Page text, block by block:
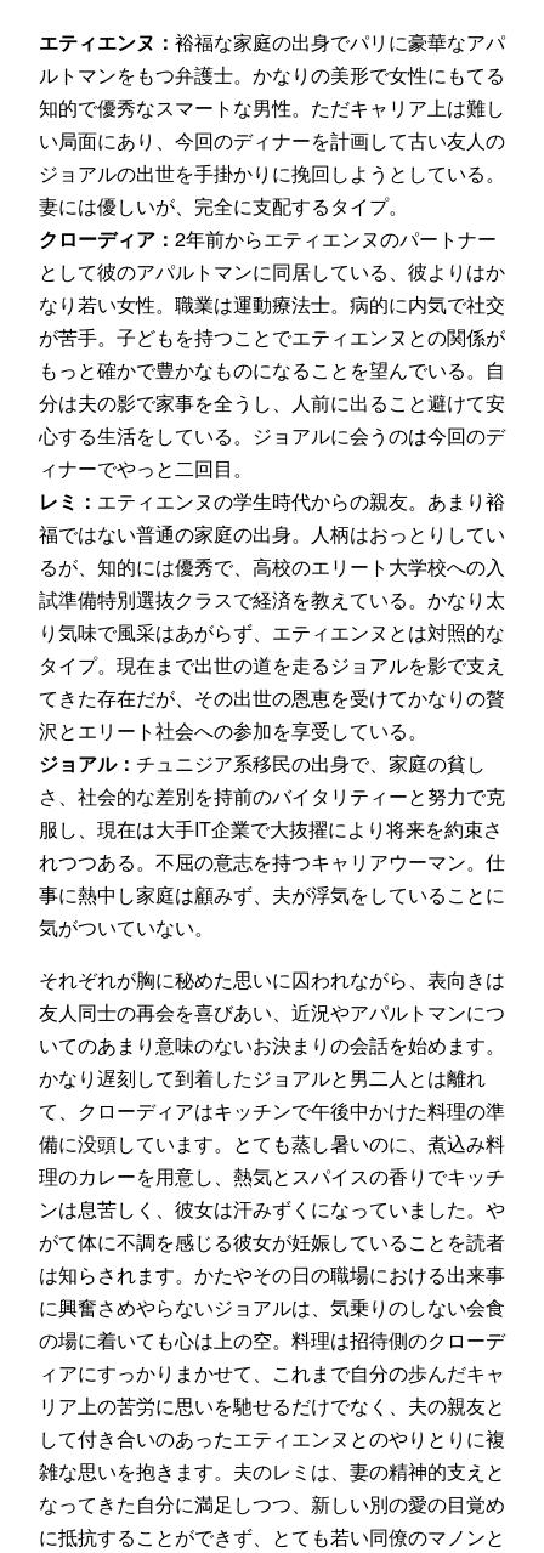
エティエンヌ： 裕福な家庭の出身でパリに豪華なアパ
ルトマンをもつ弁護士。かなりの美形で女性にもてる
知的で優秀なスマートな男性。ただキャリア上は難し
い局面にあり、今回のディナーを計画して古い友人の
ジョアルの出世を手掛かりに挽回しようとしている。
妻には優しいが、完全に支配するタイプ。
クローディア： 2年前からエティエンヌのパートナー
として彼のアパルトマンに同居している、彼よりはか
なり若い女性。職業は運動療法士。病的に内気で社交
が苦手。子どもを持つことでエティエンヌとの関係が
もっと確かで豊かなものになることを望んでいる。自
分は夫の影で家事を全うし、人前に出ること避けて安
心する生活をしている。ジョアルに会うのは今回のデ
ィナーでやっと二回目。
レミ： エティエンヌの学生時代からの親友。あまり裕
福ではない普通の家庭の出身。人柄はおっとりしてい
るが、知的には優秀で、高校のエリート大学校への入
試準備特別選抜クラスで経済を教えている。かなり太
り気味で風采はあがらず、エティエンヌとは対照的な
タイプ。現在まで出世の道を走るジョアルを影で支え
てきた存在だが、その出世の恩恵を受けてかなりの贅
沢とエリート社会への参加を享受している。
ジョアル： チュニジア系移民の出身で、家庭の貧し
さ、社会的な差別を持前のバイタリティーと努力で克
服し、現在は大手IT企業で大抜擢により将来を約束さ
れつつある。不屈の意志を持つキャリアウーマン。仕
事に熱中し家庭は顧みず、夫が浮気をしていることに
気がついていない。
それぞれが胸に秘めた思いに囚われながら、表向きは
友人同士の再会を喜びあい、近況やアパルトマンにつ
いてのあまり意味のないお決まりの会話を始めます。
かなり遅刻して到着したジョアルと男二人とは離れ
て、クローディアはキッチンで午後中かけた料理の準
備に没頭しています。とても蒸し暑いのに、煮込み料
理のカレーを用意し、熱気とスパイスの香りでキッチ
ンは息苦しく、彼女は汗みずくになっていました。や
がて体に不調を感じる彼女が妊娠していることを読者
は知らされます。かたやその日の職場における出来事
に興奮さめやらないジョアルは、気乗りのしない会食
の場に着いても心は上の空。料理は招待側のクローデ
ィアにすっかりまかせて、これまで自分の歩んだキャ
リア上の苦労に思いを馳せるだけでなく、夫の親友と
して付き合いのあったエティエンヌとのやりとりに複
雑な思いを抱きます。夫のレミは、妻の精神的支えと
なってきた自分に満足しつつ、新しい別の愛の目覚め
に抵抗することができず、とても若い同僚のマノンと